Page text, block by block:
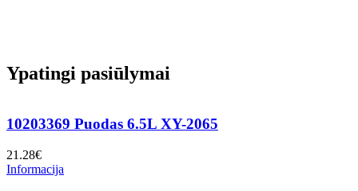
Ypatingi pasiūlymai
10203369 Puodas 6.5L XY-2065
21.28€
Informacija